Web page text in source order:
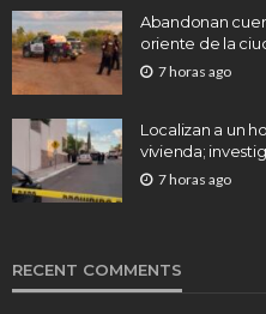
Abandonan
oriente de la
7 horas ago
Localizan a un
vivienda;
7 horas ago
RECENT COMMENTS